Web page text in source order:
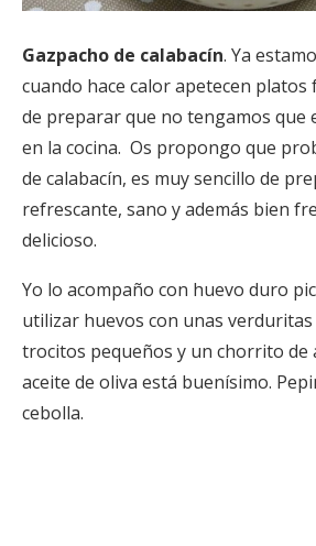
Gazpacho de calabacín. Ya
cuando hace calor apetecen platos
de preparar que no tengamos que
en la cocina. Os propongo que
de calabacín, es muy sencillo de
refrescante, sano y además bien
delicioso.
Yo lo acompaño con huevo duro
utilizar huevos con unas
trocitos pequeños y un chorrito de
aceite de oliva está buenísimo.
cebolla.